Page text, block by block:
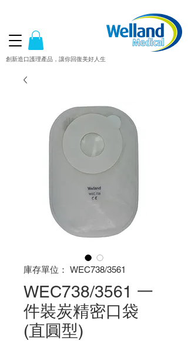
創新造口護理產品，讓你回復美好人生
庫存單位： WEC738/3561
WEC738/3561 一
件裝炭精密口袋
(直圓型)